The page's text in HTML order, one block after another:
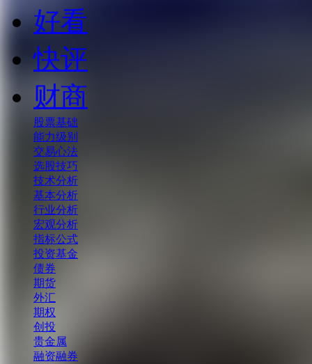
好看
快评
财商
股票基础
能力级别
交易心法
选股技巧
技术分析
基本分析
行业分析
宏观分析
指标公式
投资基金
债券
期货
外汇
期权
创投
贵金属
融资融券